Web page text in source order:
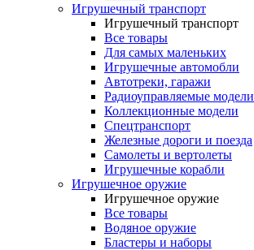
Игрушечный транспорт
Игрушечный транспорт
Все товары
Для самых маленьких
Игрушечные автомобли
Автотреки, гаражи
Радиоуправляемые модели
Коллекционные модели
Спецтранспорт
Железные дороги и поезда
Самолеты и вертолеты
Игрушечные корабли
Игрушечное оружие
Игрушечное оружие
Все товары
Водяное оружие
Бластеры и наборы